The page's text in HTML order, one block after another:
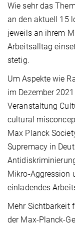
Wie sehr das
an den aktuell 15
jeweils an ihrem
Arbeitsalltag
stetig.
Um Aspekte wie
im Dezember
Veranstaltung
cultural
Max Planck
Supremacy in
Mikro-Aggression
einladendes
Mehr Sichtbarkeit
der Max-Planck-